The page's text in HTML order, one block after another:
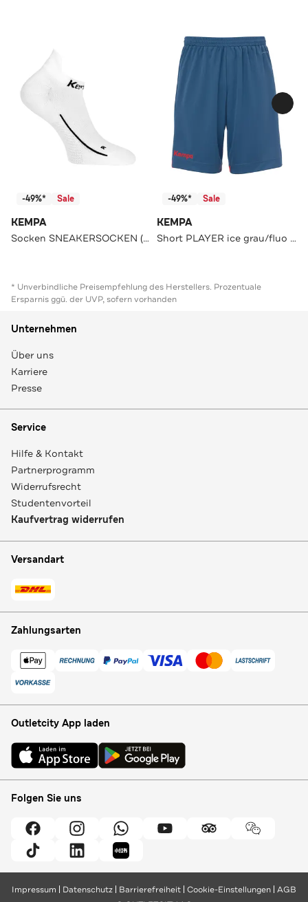
-49%* Sale
KEMPA
Socken SNEAKERSOCKEN (2ER-PACK) weiß
-49%* Sale
KEMPA
Short PLAYER ice grau/fluo rot Slim
* Unverbindliche Preisempfehlung des Herstellers. Prozentuale
Ersparnis ggü. der UVP, sofern vorhanden
Unternehmen
Über uns
Karriere
Presse
Service
Hilfe & Kontakt
Partnerprogramm
Widerrufsrecht
Studentenvorteil
Kaufvertrag widerrufen
Versandart
Zahlungsarten
Outletcity App laden
Folgen Sie uns
Impressum Datenschutz Barrierefreiheit Cookie-Einstellungen AGB